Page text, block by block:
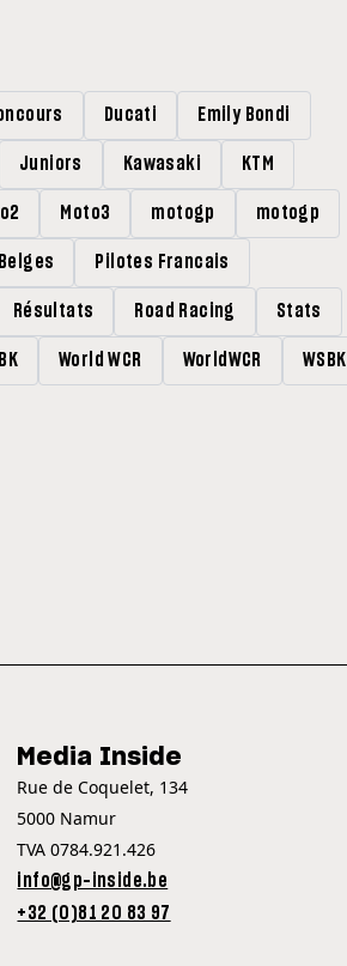
Ducati Emily Bondi
Juniors Kawasaki KTM
Moto3 motogp motogp
Pilotes Francais
Résultats Road Racing Stats
World WCR WorldWCR WSBK
Media Inside
Rue de Coquelet, 134
5000 Namur
TVA 0784.921.426
info@gp-inside.be
+32 (0)81 20 83 97